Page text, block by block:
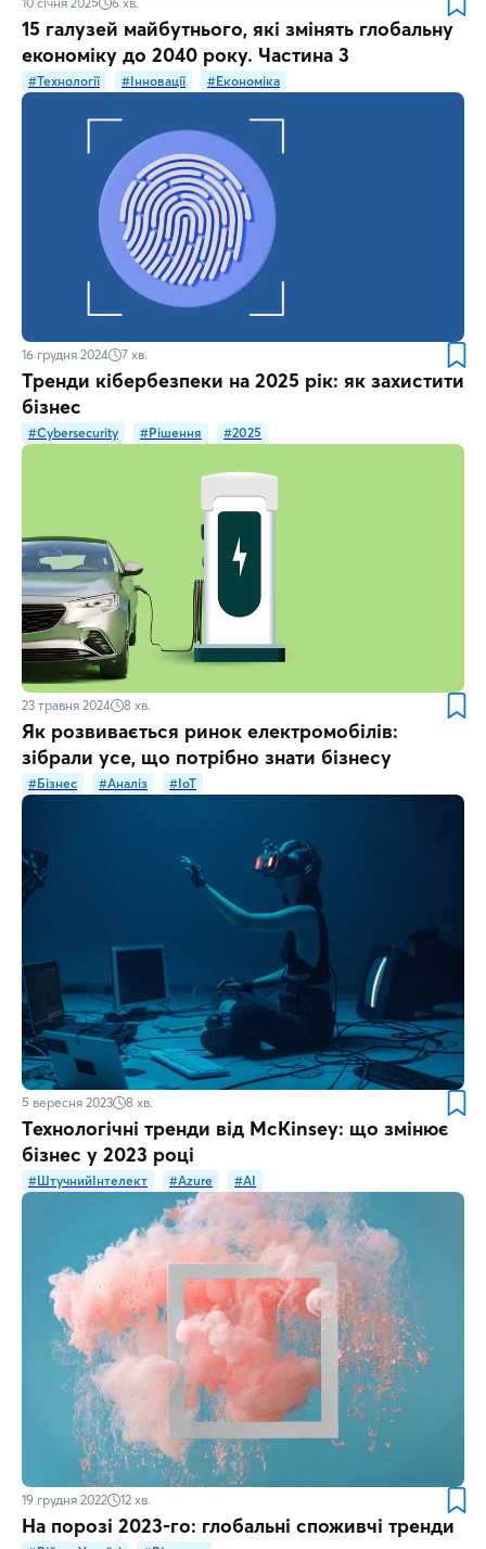
15 галузей майбутнього, які змінять глобальну
економіку до 2040 року. Частина 3
#Технології #Інновації #Економіка
16 грудня 2024 7 хв.
Тренди кібербезпеки на 2025 рік: як захистити
бізнес
#Cybersecurity #Рішення #2025
23 травня 2024 8 хв.
Як розвивається ринок електромобілів:
зібрали усе, що потрібно знати бізнесу
#Бізнес #Аналіз #IoT
5 вересня 2023 8 хв.
Технологічні тренди від McKinsey: що змінює
бізнес у 2023 році
#ШтучнийІнтелект #Azure #AI
19 грудня 2022 12 хв.
На порозі 2023-го: глобальні споживчі тренди